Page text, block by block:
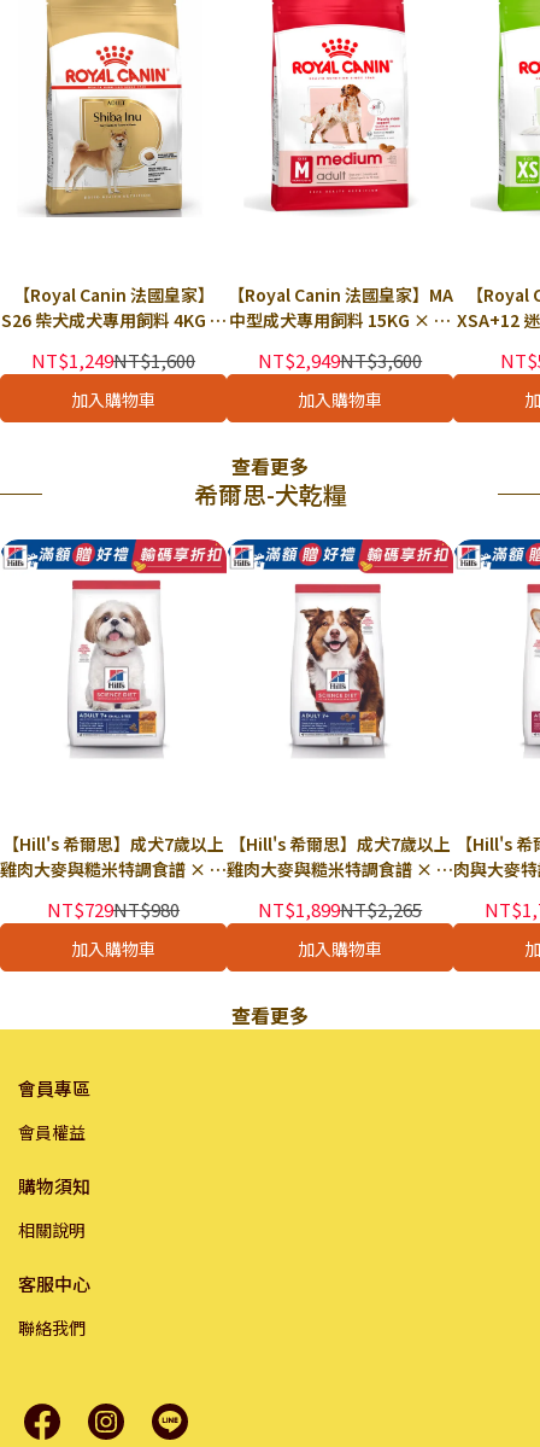
【Royal Canin 法國皇家】
S26 柴犬成犬專用飼料 4KG ×
SBI26 皇家狗飼料
NT$1,249NT$1,600
加入購物車
【Royal Canin 法國皇家】MA
中型成犬專用飼料 15KG × 包
M25 皇家狗飼料
NT$2,949NT$3,600
加入購物車
【
XSA+12
狗乾糧 狗
熟齡 老
查看更多
希爾思-犬乾糧
【Hill's 希爾思】成犬7歲以上
雞肉大麥與糙米特調食譜 × 包
老犬飼料 希爾思狗飼料
NT$729NT$980
加入購物車
【Hill's 希爾思】成犬7歲以上
雞肉大麥與糙米特調食譜 × 包
老犬飼料 希爾思狗飼料
NT$1,899NT$2,265
加入購物車
【Hill's
肉與大麥
查看更多
會員專區
會員權益
購物須知
相關說明
客服中心
聯絡我們